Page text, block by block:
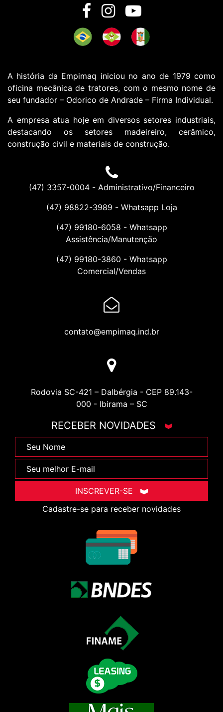
A história da Empimaq iniciou no ano de 1979 como
oficina mecânica de tratores, com o mesmo nome de
seu fundador – Odorico de Andrade – Firma Individual.
A empresa atua hoje em diversos setores industriais,
destacando os setores madeireiro, cerâmico,
construção civil e materiais de construção.
(47) 3357-0004 - Administrativo/Financeiro
(47) 98822-3989 - Whatsapp Loja
(47) 99180-6058 - Whatsapp
Assistência/Manutenção
(47) 99180-3860 - Whatsapp
Comercial/Vendas
contato@empimaq.ind.br
Rodovia SC-421 – Dalbérgia - CEP 89.143-
000 - Ibirama – SC
RECEBER NOVIDADES
Cadastre-se para receber novidades